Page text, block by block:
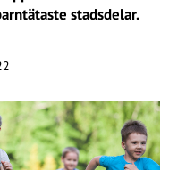
stadsdelar.